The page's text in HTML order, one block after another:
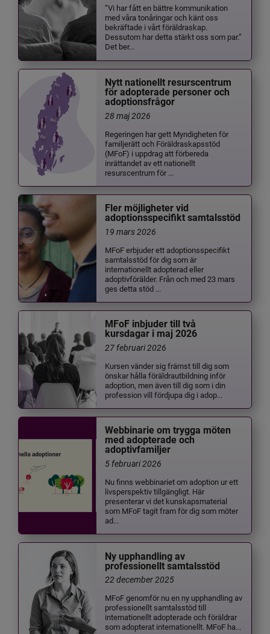
”Vi har fått en bättre kommunikation
med våra tonåringar och känt oss
bekräftade i vårt föräldraskap.
Dessutom har detta stärkt oss som par.”
Det ber...
Nytt nationellt resurscentrum
för adopterade personer och
adoptionsfrågor
28 maj 2026
Regeringen har gett Myndigheten för
familjerätt och Föräldraskapsstöd
(MFoF) i uppdrag att förbereda
inrättandet av ett nationellt
resurscentrum för ...
Fler möjligheter vid
adoptionsspecifikt samtalsstöd
19 mars 2026
MFoF erbjuder ett adoptionsspecifikt
samtalsstöd för dig som är
internationellt adopterad eller
adoptivförälder. Från och med 23 mars
ges detta stöd ...
MFoF inbjuder till två
kursdagar i maj 2026
27 februari 2026
Kursen vänder sig främst till dig som
önskar hålla föräldrautbildning inför
adoption, men även till dig som i din
profession vill fördjupa dig i adop...
Webbinarie om trygga möten
med adopterade och
adoptivfamiljer
5 februari 2026
Nu finns webbinariet om adoption ur ett
livsperspektiv tillgängligt. Här
presenterar vi det kunskapsmaterial
som MFoF tagit fram för dig som möter
ad...
Ny upphandling av
professionellt samtalsstöd
22 december 2025
MFoF genomför nu en ny upphandling av
professionellt samtalsstöd till
internationellt adopterade och föräldrar
som adopterat internationellt. MFoF ha...